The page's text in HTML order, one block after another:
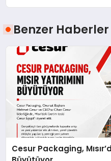
Benzer Haberler
Cesur Packaging,